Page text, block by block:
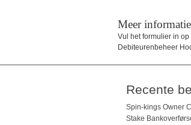
Meer
Vul het formulier in
Debiteurenbeheer
Recente
Spin-kings Owner
Stake